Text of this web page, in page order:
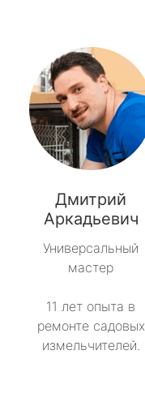
Дмитрий
Аркадьевич
Универсальный
мастер
11 лет опыта в
ремонте садовых
измельчителей.